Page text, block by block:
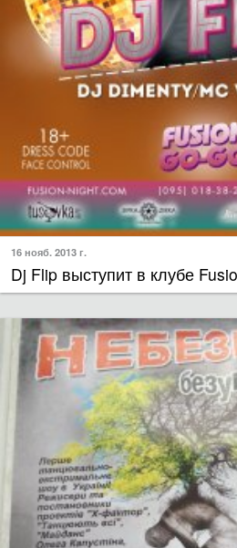
16 нояб. 2013 г.
Dj Flip выступит в клубе Fusion